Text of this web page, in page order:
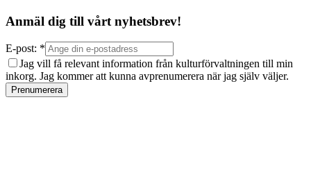
Anmäl dig till vårt nyhetsbrev!
E-post: *
Jag vill få relevant information från kulturförvaltningen till min
inkorg. Jag kommer att kunna avprenumerera när jag själv väljer.
Prenumerera